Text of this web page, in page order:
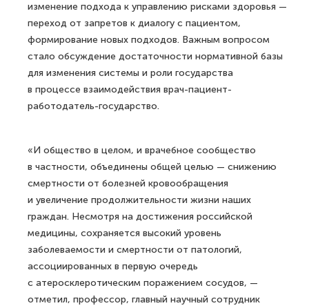
изменение подхода к управлению рисками здоровья —
переход от запретов к диалогу с пациентом,
формирование новых подходов. Важным вопросом
стало обсуждение достаточности нормативной базы
для изменения системы и роли государства
в процессе взаимодействия врач-пациент-
работодатель-государство.
«И общество в целом, и врачебное сообщество
в частности, объединены общей целью — снижению
смертности от болезней кровообращения
и увеличение продолжительности жизни наших
граждан. Несмотря на достижения российской
медицины, сохраняется высокий уровень
заболеваемости и смертности от патологий,
ассоциированных в первую очередь
с атеросклеротическим поражением сосудов, —
отметил, профессор, главный научный сотрудник